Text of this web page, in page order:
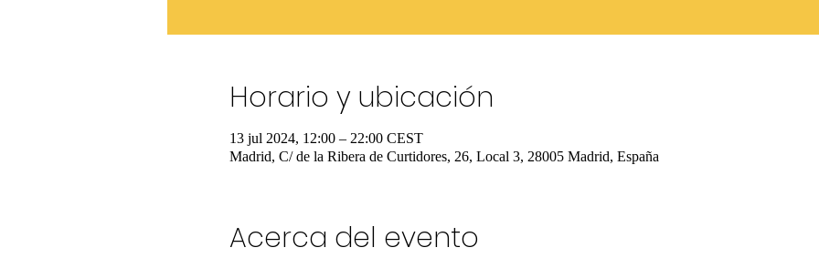
Horario y ubicación
13 jul 2024, 12:00 – 22:00 CEST
Madrid, C/ de la Ribera de Curtidores, 26, Local 3, 28005 Madrid, España
Acerca del evento